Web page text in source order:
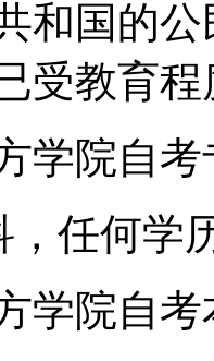
和国的
受教育
学院自
，任何学
学院自